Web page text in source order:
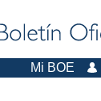
Mi BOE